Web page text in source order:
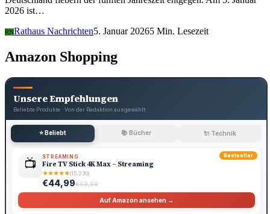
2026 ist…
RNRathaus Nachrichten5. Januar 20265 Min. Lesezeit
Amazon Shopping
Unsere Empfehlungen
Beliebte Produkte · Von der Redaktion ausgewählt
⭐ Beliebt 📚 Bücher 🔌 Technik
Bestseller
📺 STREAMING
Fire TV Stick 4K Max – Streaming
★★★★★(15.230)
€44,99€69,99
Auf Amazon ansehen →